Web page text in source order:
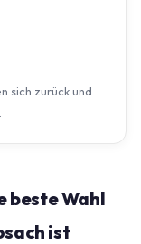
sich zurück und
beste Wahl
ist